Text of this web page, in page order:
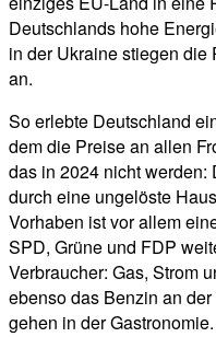
Deutschlands hohe
in der Ukraine stiegen die
an.
So erlebte Deutschland
dem die Preise an allen
das in 2024 nicht
durch eine ungelöste
Vorhaben ist vor allem
SPD, Grüne und FDP
Verbraucher: Gas, Strom
ebenso das Benzin an
gehen in der Gastronomie.